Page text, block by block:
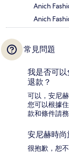
Anich
Anich
常見問題
我是否可
退款？
可以，安尼
您可以根據
款和條件請
安尼赫時尚
很抱歉，恕